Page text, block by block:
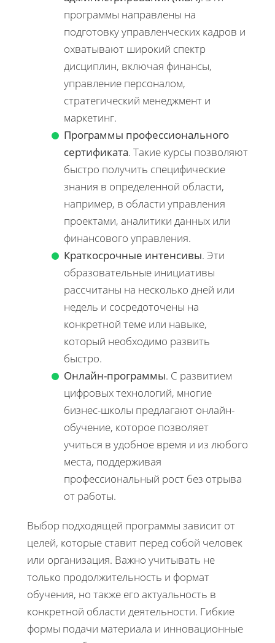
программы направлены на
подготовку управленческих кадров и
охватывают широкий спектр
дисциплин, включая финансы,
управление персоналом,
стратегический менеджмент и
маркетинг.
Программы профессионального
сертификата. Такие курсы позволяют
быстро получить специфические
знания в определенной области,
например, в области управления
проектами, аналитики данных или
финансового управления.
Краткосрочные интенсивы. Эти
образовательные инициативы
рассчитаны на несколько дней или
недель и сосредоточены на
конкретной теме или навыке,
который необходимо развить
быстро.
Онлайн-программы. С развитием
цифровых технологий, многие
бизнес-школы предлагают онлайн-
обучение, которое позволяет
учиться в удобное время и из любого
места, поддерживая
профессиональный рост без отрыва
от работы.
Выбор подходящей программы зависит от
целей, которые ставит перед собой человек
или организация. Важно учитывать не
только продолжительность и формат
обучения, но также его актуальность в
конкретной области деятельности. Гибкие
формы подачи материала и инновационные